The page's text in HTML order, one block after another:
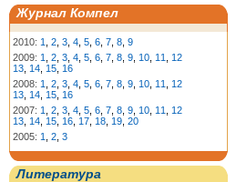
Журнал Компел
2010: 1 2 3 4 5 6 7 8 9
2009: 1 2 3 4 5 6 7 8 9 10 11
12
13 14 15 16
2008: 1 2 3 4 5 6 7 8 9 10 11
12
13 14 15 16
2007: 1 2 3 4 5 6 7 8 9 10 11
12
13 14 15 16 17 18 19 20
2005: 1 2 3
Литература